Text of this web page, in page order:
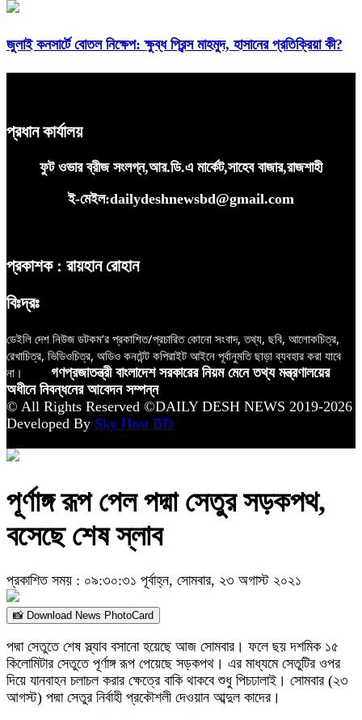
জুলাই কনসার্টে বোতল নিক্ষেপ: ক্ষুব্ধ প্রিন্স মাহমুদ, হাসানের প্রতিক্রিয়া কী?
প্রধান কার্যালয়
ফুট ওভার ব্রীজ সংলগ্ন,আর.ডি.এ মার্কেট,সাহেব বাজার,রাজশাহী
ই-মেইল:dailydeshnewsbd@gmail.com
প্রকাশক : রায়হান রোহান
বিঃদ্রঃ
ডেইলি দেশ নিউজ ডটকম’র প্রকাশিত/প্রচারিত কোনো সংবাদ, তথ্য, ছবি, আলোকচিত্র,
রেখাচিত্র, ভিডিওচিত্র, অডিও কনটেন্ট কপিরাইট আইনে পূর্বানুমতি ছাড়া ব্যবহার করা যাবে
না।
গণপ্রজাতন্ত্রী বাংলাদেশ সরকারের নিয়ম মেনে তথ্য মন্ত্রণালয়ের
অধীনে নিবন্ধনের আবেদন সম্পন্ন
© All Rights Reserved ©DAILY DESH NEWS 2019-2026
Developed By Sky Host BD
পূর্ণাঙ্গ রূপ পেল পদ্মা সেতুর সড়কপথ,
বসেছে শেষ স্লাব
প্রকাশিত সময় : ০৯:৩০:৩১ পূর্বাহ্ন, সোমবার, ২৩ অগাস্ট ২০২১
📸 Download News PhotoCard
পদ্মা সেতুতে শেষ স্ল্যাব বসানো হয়েছে আজ সোমবার। ফলে ছয় দশমিক ১৫
কিলোমিটার সেতুতে পূর্ণাঙ্গ রূপ পেয়েছে সড়কপথ। এর মাধ্যমে সেতুটির ওপর
দিয়ে যানবাহন চলাচল করার ক্ষেত্রে বাকি থাকবে শুধু পিচঢালাই। সোমবার (২৩
আগস্ট) পদ্মা সেতুর নির্বাহী প্রকৌশলী দেওয়ান আব্দুল কাদের।